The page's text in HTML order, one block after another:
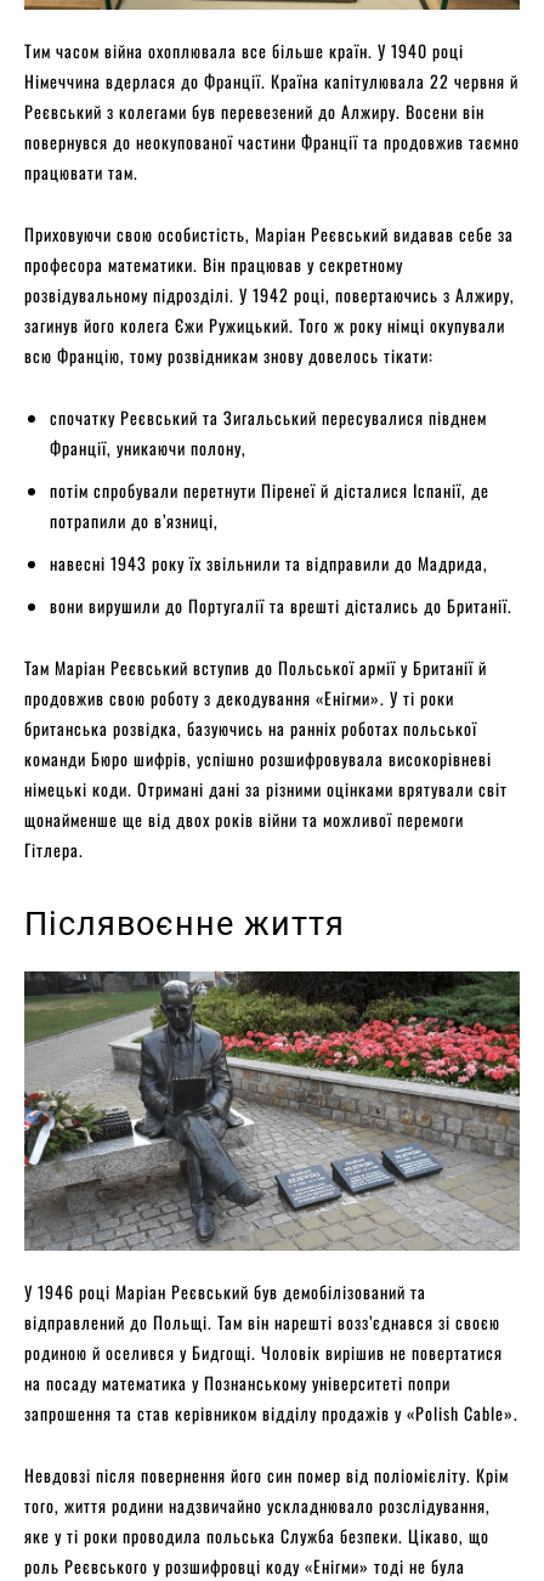
Тим часом війна охоплювала все більше країн. У 1940 році
Німеччина вдерлася до Франції. Країна капітулювала 22 червня й
Реєвський з колегами був перевезений до Алжиру. Восени він
повернувся до неокупованої частини Франції та продовжив таємно
працювати там.
Приховуючи свою особистість, Маріан Реєвський видавав себе за
професора математики. Він працював у секретному
розвідувальному підрозділі. У 1942 році, повертаючись з Алжиру,
загинув його колега Єжи Ружицький. Того ж року німці окупували
всю Францію, тому розвідникам знову довелось тікати:
спочатку Реєвський та Зигальський пересувалися півднем
Франції, уникаючи полону,
потім спробували перетнути Піренеї й дісталися Іспанії, де
потрапили до в’язниці,
навесні 1943 року їх звільнили та відправили до Мадрида,
вони вирушили до Португалії та врешті дістались до Британії.
Там Маріан Реєвський вступив до Польської армії у Британії й
продовжив свою роботу з декодування «Енігми». У ті роки
британська розвідка, базуючись на ранніх роботах польської
команди Бюро шифрів, успішно розшифровувала високорівневі
німецькі коди. Отримані дані за різними оцінками врятували світ
щонайменше ще від двох років війни та можливої перемоги
Гітлера.
Післявоєнне життя
У 1946 році Маріан Реєвський був демобілізований та
відправлений до Польщі. Там він нарешті возз’єднався зі своєю
родиною й оселився у Бидгощі. Чоловік вирішив не повертатися
на посаду математика у Познанському університеті попри
запрошення та став керівником відділу продажів у «Polish Cable».
Невдовзі після повернення його син помер від поліомієліту. Крім
того, життя родини надзвичайно ускладнювало розслідування,
яке у ті роки проводила польська Служба безпеки. Цікаво, що
роль Реєвського у розшифровці коду «Енігми» тоді не була